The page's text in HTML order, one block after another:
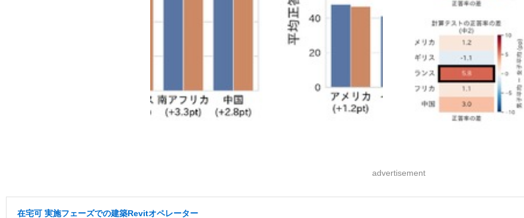
advertisement
在宅可 実施フェーズでの建築Revitオペレーター